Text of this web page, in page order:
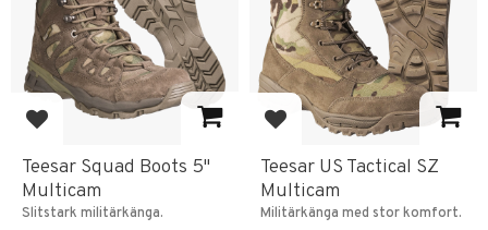
Lägg till i favoriter
Teesar Squad Boots 5"
Multicam
Slitstark militärkänga.
Lägg till i favoriter
Teesar US Tactical SZ
Multicam
Militärkänga med stor komfort.